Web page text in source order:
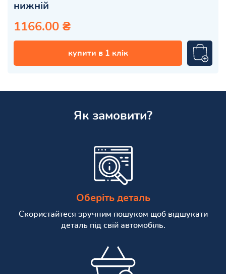
нижній
1166.00 ₴
купити в 1 клік
Як замовити?
Оберіть деталь
Скористайтеся зручним пошуком щоб відшукати
деталь під свій автомобіль.